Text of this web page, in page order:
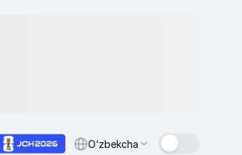
O‘zbekcha